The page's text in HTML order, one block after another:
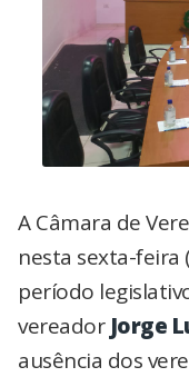
A Câmara de
nesta sexta-feira
período
vereador Jorge
ausência dos